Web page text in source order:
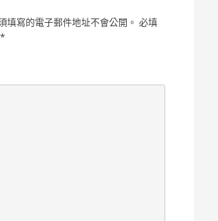
填寫的電子郵件地址不會公開。 必填
*